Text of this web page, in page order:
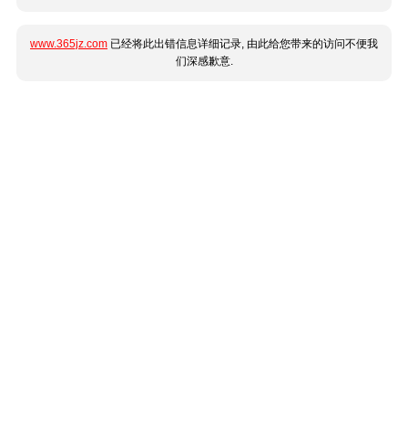
www.365jz.com 已经将此出错信息详细记录, 由此给您带来的访问不便我
们深感歉意.